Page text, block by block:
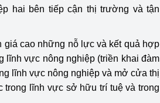
hai bên tiếp cận thị trường và tận
giá cao những nỗ lực và kết quả hợp
lĩnh vực nông nghiệp (triền khai đàm
lĩnh vực nông nghiệp và mở cửa thị
trong lĩnh vực sở hữu trí tuệ và trong